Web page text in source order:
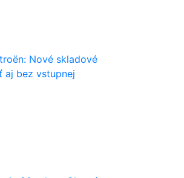
Nové skladové
aj bez vstupnej